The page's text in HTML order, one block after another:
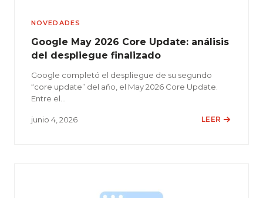
NOVEDADES
Google May 2026 Core Update: análisis
del despliegue finalizado
Google completó el despliegue de su segundo
“core update” del año, el May 2026 Core Update.
Entre el…
junio 4, 2026 LEER